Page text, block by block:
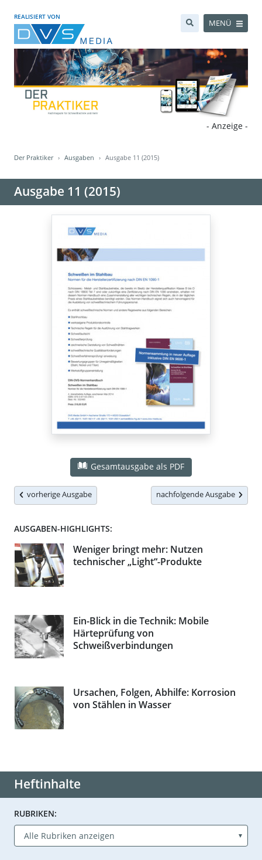
REALISIERT VON
MENÜ
- Anzeige -
Der Praktiker Ausgaben Ausgabe 11 (2015)
Ausgabe 11 (2015)
Gesamtausgabe als PDF
vorherige Ausgabe nachfolgende Ausgabe
AUSGABEN-HIGHLIGHTS:
Weniger bringt mehr: Nutzen
technischer „Light“-Produkte
Ein-Blick in die Technik: Mobile
Härteprüfung von
Schweißverbindungen
Ursachen, Folgen, Abhilfe: Korrosion
von Stählen in Wasser
Heftinhalte
RUBRIKEN: